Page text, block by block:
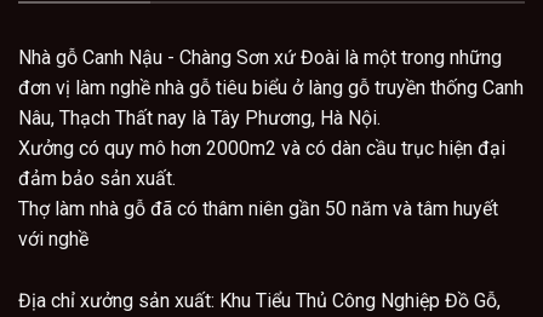
Nhà gỗ Canh Nậu - Chàng Sơn xứ Đoài là một trong những
đơn vị làm nghề nhà gỗ tiêu biểu ở làng gỗ truyền thống Canh
Nâu, Thạch Thất nay là Tây Phương, Hà Nội.
Xưởng có quy mô hơn 2000m2 và có dàn cầu trục hiện đại
đảm bảo sản xuất.
Thợ làm nhà gỗ đã có thâm niên gần 50 năm và tâm huyết
với nghề
Địa chỉ xưởng sản xuất: Khu Tiểu Thủ Công Nghiệp Đồ Gỗ,